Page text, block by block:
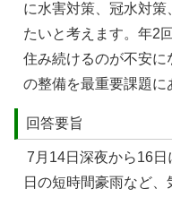
に⽔害対策、冠⽔対策
たいと考えます。年2
住み続けるのが不安
の整備を最重要課題に
回答要旨
7月14日深夜から16
日の短時間豪雨など